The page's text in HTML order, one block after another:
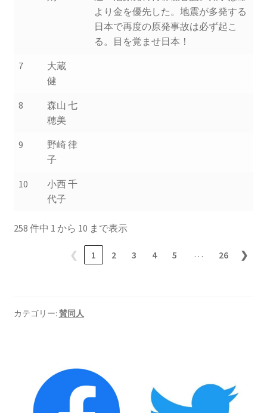
2019.3.10 第8回 原発ゼロへのカウントダウンinかわ
2023.3.12 第12回原発ゼロへのカウントダウンinかわ
さき集会
2023.6.25（日）映画「原発をとめた裁判長 そして
原発をとめる農家たち」上映会を開催
2023.10.8 原発ゼロへのカウントダウンinかわさき
2024.3.10第13回原発ゼロへのカウントダウンinかわさ
2024.10.13 映画「決断」上映と講演会を開催
ギャラリー
ギャラリー_2023.3.12
より金を優先した。地震が多発する
日本で再度の原発事故は必ず起こ
る。目を覚ませ日本！
7
大蔵
健
8
森山 七
穂美
9
野崎 律
子
10
小西 千
代子
258 件中 1 から 10 まで表示
❮ 1 2 3 4 5 … 26 ❯
カテゴリー: 賛同人